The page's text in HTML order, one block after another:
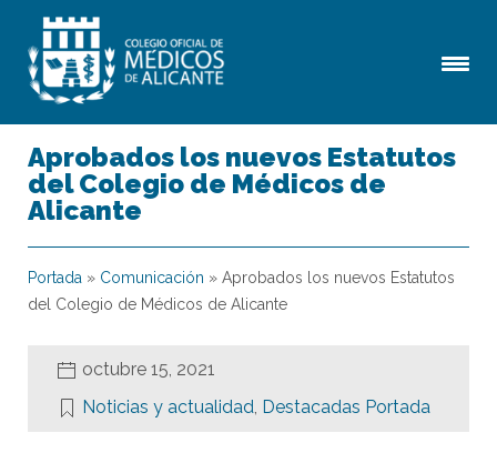
Aprobados los nuevos Estatutos
del Colegio de Médicos de
Alicante
Portada » Comunicación » Aprobados los nuevos Estatutos
del Colegio de Médicos de Alicante
octubre 15, 2021
Noticias y actualidad, Destacadas Portada